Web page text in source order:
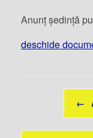
Anunț ședință
deschide
Post navigation
←